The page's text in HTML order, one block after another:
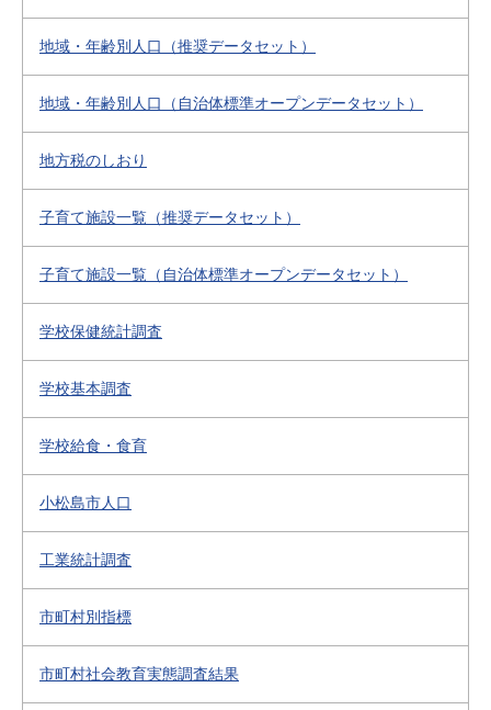
地域・年齢別人口（推奨データセット）
地域・年齢別人口（自治体標準オープンデータセット）
地方税のしおり
子育て施設一覧（推奨データセット）
子育て施設一覧（自治体標準オープンデータセット）
学校保健統計調査
学校基本調査
学校給食・食育
小松島市人口
工業統計調査
市町村別指標
市町村社会教育実態調査結果